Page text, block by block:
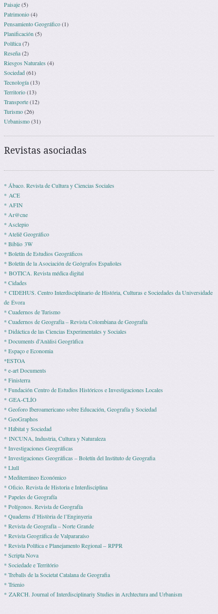
Paisaje(5)
Patrimonio(4)
Pensamiento Geográfico(1)
Planificación (5)
Política(7)
Reseña(2)
Riesgos Naturales (4)
Sociedad(61)
Tecnología(13)
Territorio(13)
Transporte(12)
Turismo(26)
Urbanismo(31)
Revistas asociadas
* Ábaco. Revista de Cultura y Ciencias Sociales
* ACE
* AFIN
* Ar@cne
* Asclepio
* Ateliê Geográfico
* Biblio 3W
* Boletín de Estudios Geográficos
* Boletín de la Asociación de Geógrafos Españoles
* BOTICA. Revista médica digital
* Cidades
* CIDEHUS. Centro Interdisciplinario de História, Culturas e Sociedades da Universidade
de Évora
* Cuadernos de Turismo
* Cuadernos de Geografía – Revista Colombiana de Geografía
* Didáctica de las Ciencias Experimentales y Sociales
* Documents d’Anàlisi Geogràfica
* Espaço e Economia
*ESTOA
* e-art Documents
* Finisterra
* Fundación Centro de Estudios Históricos e Investigaciones Locales
* GEA-CLÍO
* Geoforo Iberoamericano sobre Educación, Geografía y Sociedad
* GeoGraphos
* Hábitat y Sociedad
* INCUNA, Industria, Cultura y Naturaleza
* Investigaciones Geográficas
* Investigaciones Geográficas – Boletín del Instituto de Geografia
* Llull
* Mediterráneo Económico
* Ofi­cio. Revista de His­to­ria e Interdisciplina
* Pape­les de Geografía
* Polígonos. Revista de Geografía
* Quaderns d’Història de l’Enginyeria
* Revista de Geografía – Norte Grande
* Revista Geográfica de Valpararaíso
* Revista Polí­tica e Pla­ne­ja­mento Regio­nal – RPPR
* Scripta Nova
* Sociedade e Território
* Treballs de la Societat Catalana de Geografia
* Trienio
* ZARCH. Journal of Interdisciplinariy Studies in Archtectura and Urbanism